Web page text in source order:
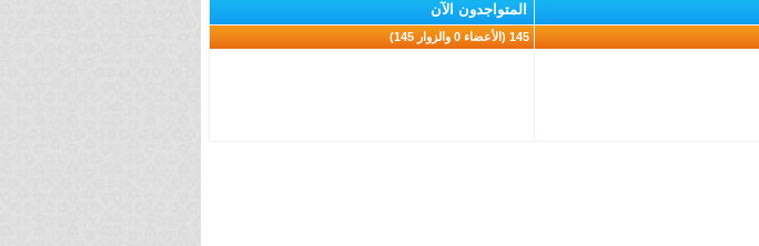
المتواجدون الآن
145 (الأعضاء 0 والزوار 145)